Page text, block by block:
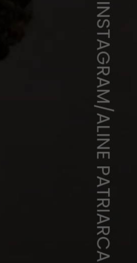
INSTAGRAM/ALINE PATRIARCA